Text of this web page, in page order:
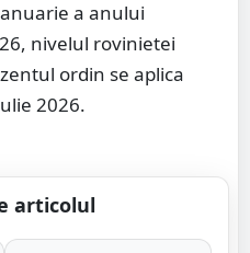
a anului
nivelul rovinietei
ordin se aplica
2026.
articolul